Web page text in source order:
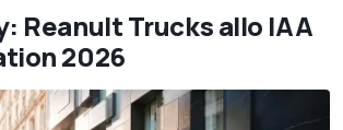
Reanult Trucks allo IAA
2026